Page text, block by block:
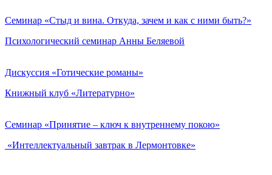
Семинар «Стыд и вина. Откуда, зачем и как с ними быть?»
Психологический семинар Анны Беляевой
Дискуссия «Готические романы»
Книжный клуб «Литературно»
Семинар «Принятие – ключ к внутреннему покою»
«Интеллектуальный завтрак в Лермонтовке»